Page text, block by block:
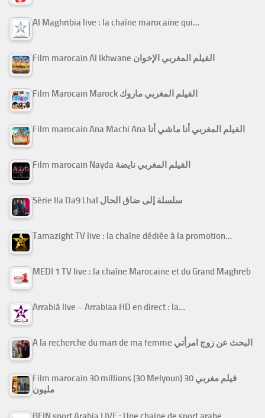
Al Maghribia live : la chaîne marocaine qui…
Film marocain Al Ikhwane الفيلم المغربي الإخوان
Film Marocain Marock الفيلم المغربي ماروك
Film marocain Ana Machi Ana الفيلم المغربي أنا ماشي أنا
Film marocain Nayda الفيلم المغربي نايضة
Série Ila Da9 Lhal سلسلة إلى ضاق الحال
Tamazight TV live : la chaîne dédiée à la promotion…
MEDI 1 TV live : la chaîne Marocaine et du Grand Maghreb
Arrabiâ live – Arrabiaa HD en direct : la…
A la recherche du mari de ma femme البحث عن زوج امرأتي
Film marocain 30 millions (30 Melyoun) فيلم مغربي 30
مليون